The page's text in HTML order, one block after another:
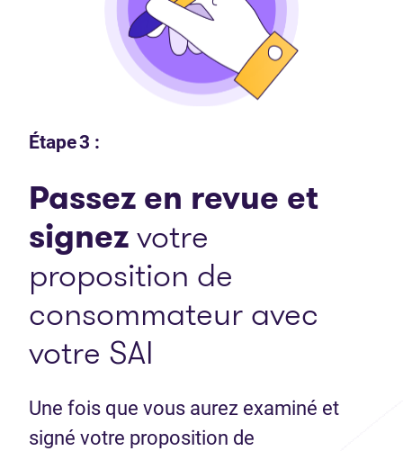
Étape 3 :
Passez en revue et
signezvotre
proposition de
consommateur avec
votre SAI
Une fois que vous aurez examiné et
signé votre proposition de